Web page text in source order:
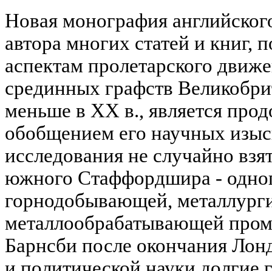
Новая монография
автора многих статей и
аспектам пролетарского
срединных графств
меньше в XX в., является
обобщением его научных
исследования не случайно
южного Стаффордшира -
горнодобывающей,
металлообрабатывающей
Барнсби после окончания